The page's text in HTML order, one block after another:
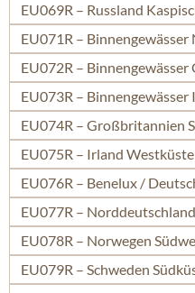
EU069R – Russland
EU071R – Binnengewässer
EU072R –
EU073R – Binnengewässer
EU074R – Großbritannien
EU075R – Irland Westküste
EU076R – Benelux /
EU077R –
EU078R – Norwegen
EU079R – Schweden